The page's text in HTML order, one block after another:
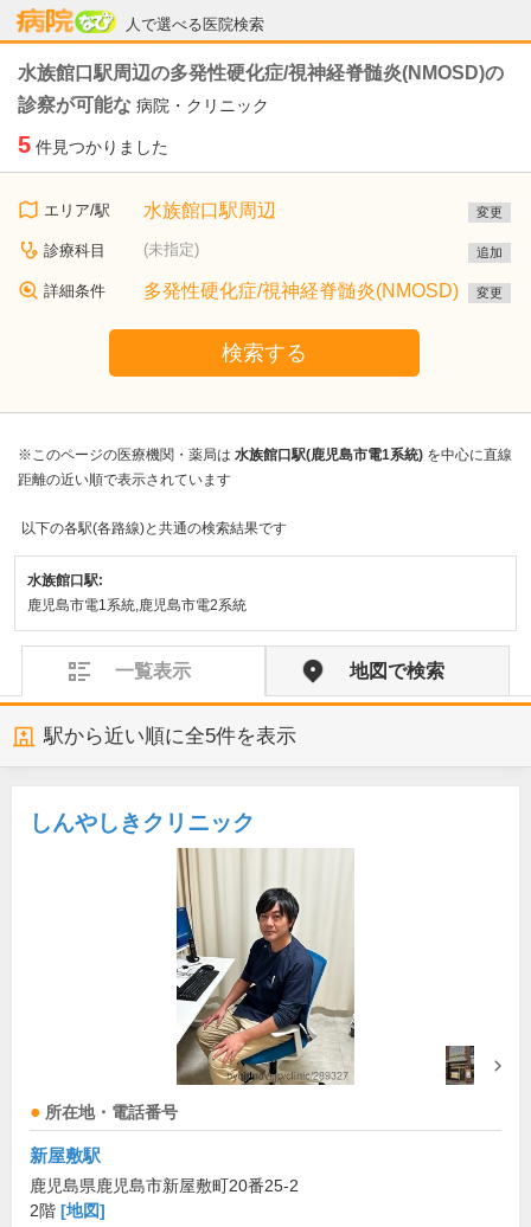
人で選べる医院検索
病院なび
水族館口駅周辺の多発性硬化症/視神経脊髄炎(NMOSD)の
診察が可能な 病院・クリニック
5 件見つかりました
エリア/駅 水族館口駅周辺 変更
診療科目 (未指定) 追加
詳細条件 多発性硬化症/視神経脊髄炎(NMOSD) 変更
検索する
※このページの医療機関・薬局は 水族館口駅(鹿児島市電1系統) を中心に直線
距離の近い順で表示されています
以下の各駅(各路線)と共通の検索結果です
水族館口駅:
鹿児島市電1系統,鹿児島市電2系統
一覧表示 地図で検索
駅から近い順に全5件を表示
しんやしきクリニック
所在地・電話番号
新屋敷駅
鹿児島県鹿児島市新屋敷町20番25-2
2階 [地図]